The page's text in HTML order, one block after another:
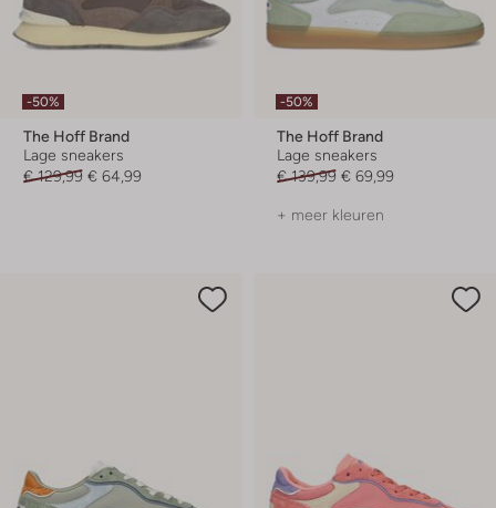
-50%
The Hoff Brand
Lage sneakers
€ 129,99 € 64,99
-50%
The Hoff Brand
Lage sneakers
€ 139,99 € 69,99
+ meer kleuren